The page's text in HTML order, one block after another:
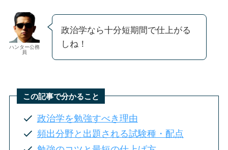
ハンター公務
員
政治学なら十分短期間で仕上がる
しね！
この記事で分かること
政治学を勉強すべき理由
頻出分野と出題される試験種・配点